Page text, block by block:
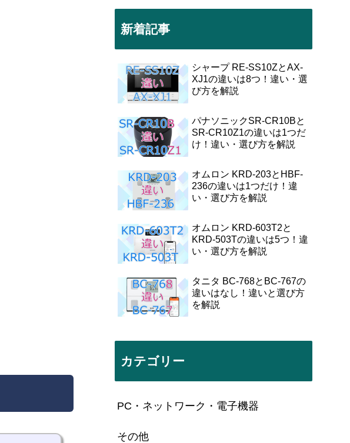
新着記事
シャープ RE-SS10ZとAX-
XJ1の違いは8つ！違い・選
び方を解説
パナソニックSR-CR10Bと
SR-CR10Z1の違いは1つだ
け！違い・選び方を解説
オムロン KRD-203とHBF-
236の違いは1つだけ！違
い・選び方を解説
オムロン KRD-603T2と
KRD-503Tの違いは5つ！違
い・選び方を解説
タニタ BC-768とBC-767の
違いはなし！違いと選び方
を解説
カテゴリー
PC・ネットワーク・電子機器
その他